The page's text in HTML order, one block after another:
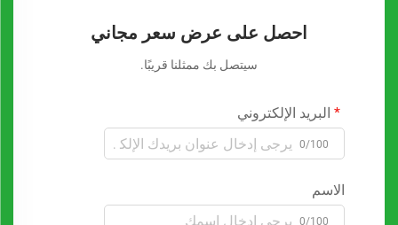
احصل على عرض سعر مجاني
سيتصل بك ممثلنا قريبًا.
البريد الإلكتروني
0/100
الاسم
0/100